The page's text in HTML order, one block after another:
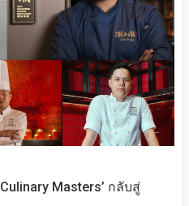
Masters’ กลับสู่